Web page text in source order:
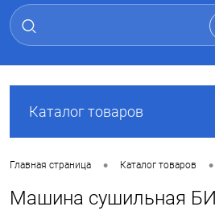
Каталог товаров
Главная страница • Каталог товаров •
Машина сушильная